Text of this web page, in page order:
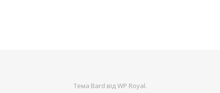
Тема Bard відWP Royal.